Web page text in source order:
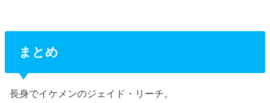
まとめ
長身でイケメンのジェイド・リーチ。